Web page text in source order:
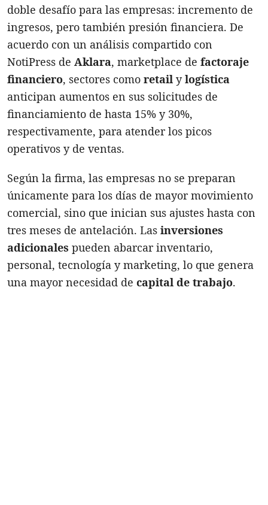
doble desafío para las empresas: incremento de
ingresos, pero también presión financiera. De
acuerdo con un análisis compartido con
NotiPress de Aklara, marketplace de factoraje
financiero, sectores como retail ylogística
anticipan aumentos en sus solicitudes de
financiamiento de hasta 15% y 30%,
respectivamente, para atender los picos
operativos y de ventas.
Según la firma, las empresas no se preparan
únicamente para los días de mayor movimiento
comercial, sino que inician sus ajustes hasta con
tres meses de antelación. Las inversiones
adicionales pueden abarcar inventario,
personal, tecnología y marketing, lo que genera
una mayor necesidad de capital de trabajo.